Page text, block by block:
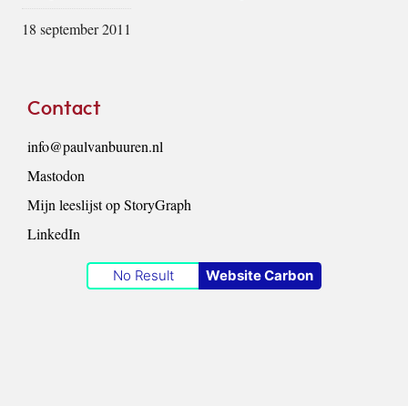
18 september 2011
Contact
info@paulvanbuuren.nl
Mastodon
Mijn leeslijst op StoryGraph
LinkedIn
No Result Website Carbon